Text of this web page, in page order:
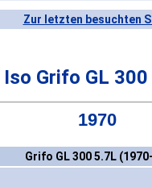
Zur letzten besuchten
Iso Grifo GL
1970
Grifo GL 300 5.7L